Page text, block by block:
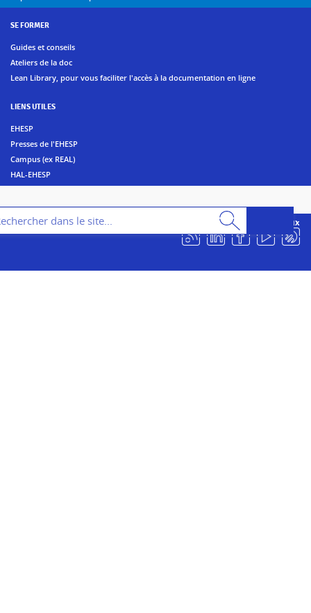
SE FORMER
Guides et conseils
Ateliers de la doc
Lean Library, pour vous faciliter l'accès à la documentation en ligne
LIENS UTILES
EHESP
Presses de l'EHESP
Campus (ex REAL)
HAL-EHESP
Suivez les bibliothèques de l'EHESP sur les réseaux sociaux